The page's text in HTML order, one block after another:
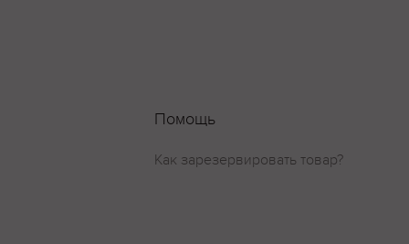
Помощь
Как зарезервировать товар?